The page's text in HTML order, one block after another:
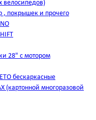
велосипедов)
, покрышек и прочего
28" с мотором
бескаркасные
многоразовой